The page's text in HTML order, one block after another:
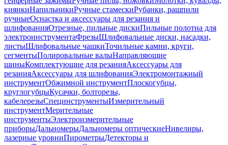
киянкиНапильникиРучные стамескиРубанки, рашпили
ручныеОснастка и аксессуары для резания и
шлифованияОтрезные, пильные дискиПильные полотна для
электроинструментаФрезыШлифовальные диски, насадки,
листыШлифовальные чашкиТочильные камни, круги,
сегментыПолировальные валыНаправляющие
шиныКомплектующие для резанияАксессуары для
резанияАксессуары для шлифованияЭлектромонтажный
инструментОбжимной инструментПлоскогубцы,
круглогубцыКусачки, болторезы,
кабелерезыСпецинструментыИзмерительный
инструментМерительные
инструментыЭлектроизмерительные
приборыДальномерыДальномеры оптическиеНивелиры,
лазерные уровниПирометрыДетекторы и